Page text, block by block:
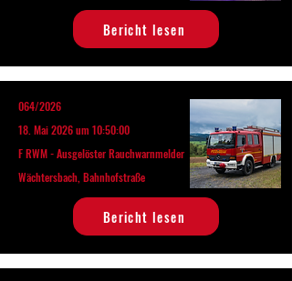
Bericht lesen
064/2026
18. Mai 2026 um 10:50:00
F RWM - Ausgelöster Rauchwarnmelder
Wächtersbach, Bahnhofstraße
Bericht lesen